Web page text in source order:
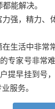
能解决。
强，精力
在生活中非常
专家号非常
提早挂到号
服务。